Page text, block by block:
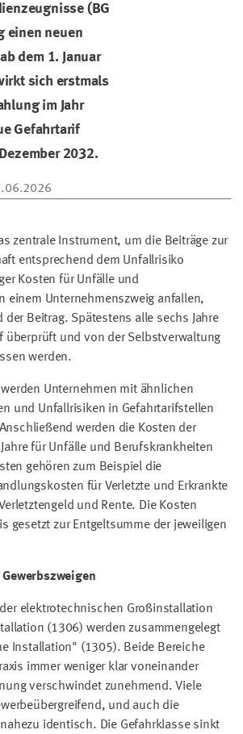
(BG
einen neuen
dem 1. Januar
sich erstmals
im Jahr
Gefahrtarif
2032.
zentrale Instrument, um die Beiträge zur
entsprechend dem Unfallrisiko
Kosten für Unfälle und
einem Unternehmenszweig anfallen,
Beitrag. Spätestens alle sechs Jahre
überprüft und von der Selbstverwaltung
werden.
Unternehmen mit ähnlichen
und Unfallrisiken in Gefahrtarifstellen
werden die Kosten der
für Unfälle und Berufskrankheiten
gehören zum Beispiel die
für Verletzte und Erkrankte
und Rente. Die Kosten
gesetzt zur Entgeltsumme der jeweiligen
der elektrotechnischen Großinstallation
(1306) werden zusammengelegt
Installation" (1305). Beide Bereiche
immer weniger klar voneinander
verschwindet zunehmend. Viele
und auch die
identisch. Die Gefahrklasse sinkt